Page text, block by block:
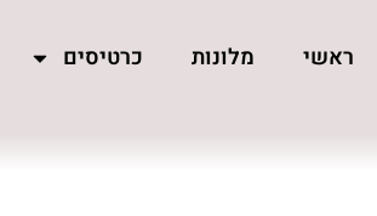
ראשי מלונות כרטיסים